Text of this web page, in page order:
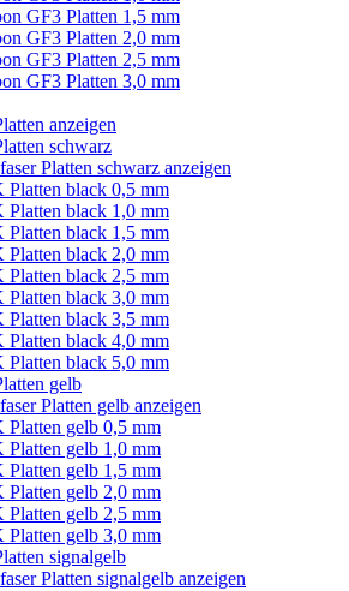
GF3 Platten 1,5 mm
GF3 Platten 2,0 mm
GF3 Platten 2,5 mm
GF3 Platten 3,0 mm
anzeigen
schwarz
Platten schwarz anzeigen
Platten black 0,5 mm
Platten black 1,0 mm
Platten black 1,5 mm
Platten black 2,0 mm
Platten black 2,5 mm
Platten black 3,0 mm
Platten black 3,5 mm
Platten black 4,0 mm
Platten black 5,0 mm
gelb
Platten gelb anzeigen
Platten gelb 0,5 mm
Platten gelb 1,0 mm
Platten gelb 1,5 mm
Platten gelb 2,0 mm
Platten gelb 2,5 mm
Platten gelb 3,0 mm
signalgelb
Platten signalgelb anzeigen